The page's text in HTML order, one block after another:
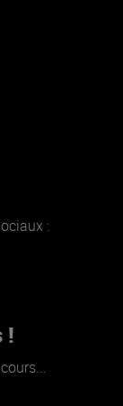
:
!